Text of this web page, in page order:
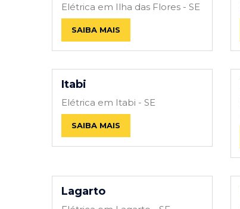
Elétrica em Ilha das Flores - SE
SAIBA MAIS
Itabi
Elétrica em Itabi - SE
SAIBA MAIS
Lagarto